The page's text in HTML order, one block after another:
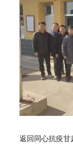
返回同心抗疫